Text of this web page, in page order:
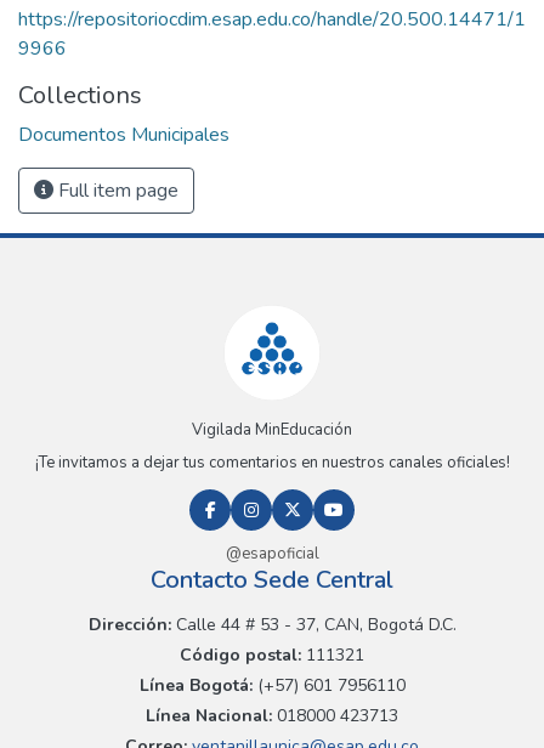
https://repositoriocdim.esap.edu.co/handle/20.500.14471/1
9966
Collections
Documentos Municipales
Full item page
Vigilada MinEducación
¡Te invitamos a dejar tus comentarios en nuestros canales oficiales!
@esapoficial
Contacto Sede Central
Dirección:Calle 44 # 53 - 37, CAN, Bogotá D.C.
Código postal: 111321
Línea Bogotá:(+57) 601 7956110
Línea Nacional: 018000 423713